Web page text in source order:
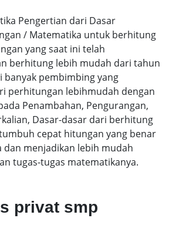
Pengertian dari Dasar
/ Matematika untuk berhitung
yang saat ini telah
berhitung lebih mudah dari tahun
banyak pembimbing yang
perhitungan lebihmudah dengan
Penambahan, Pengurangan,
Dasar-dasar dari berhitung
cepat hitungan yang benar
menjadikan lebih mudah
tugas-tugas matematikanya.
privat smp